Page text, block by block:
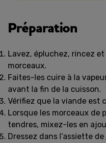
Préparation
Lavez, épluchez, rincez
morceaux.
Faites-les cuire à la
avant la fin de la cuisson.
Vérifiez que la viande est
Lorsque les morceaux de
tendres, mixez-les en
Dressez dans l’assiette